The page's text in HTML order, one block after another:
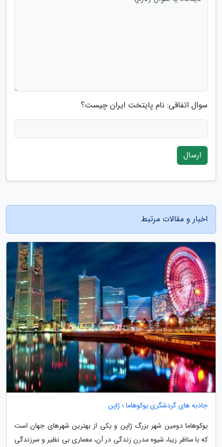
سوال اتفاقی: نام پایتخت ایران چیست؟
ارسال
اخبار و مقالات مرتبط
جاذبه های گردشگری یوکوهاما ؛ ژاپن
یوکوهاما دومین شهر بزرگ ژاپن و یکی از بهترین شهرهای جهان است
که با مناظر زیبا، شیوه مدرن زندگی در آن، معماری بی نظیر و سرزندگی